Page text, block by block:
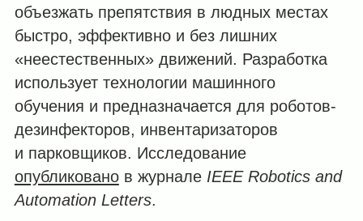
объезжать препятствия в людных местах
быстро, эффективно и без лишних
«неестественных» движений. Разработка
использует технологии машинного
обучения и предназначается для роботов-
дезинфекторов, инвентаризаторов
и парковщиков. Исследование
опубликованов журнале IEEE Robotics and
Automation Letters.